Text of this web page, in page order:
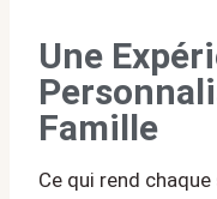
Une
Famille
Ce qui rend chaque